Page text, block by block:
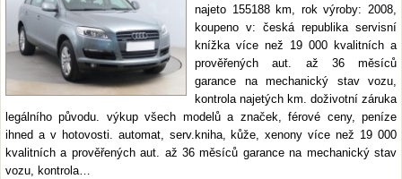
najeto 155188 km, rok výroby: 2008,
koupeno v: česká republika servisní
knížka více než 19 000 kvalitních a
prověřených aut. až 36 měsíců
garance na mechanický stav vozu,
kontrola najetých km. doživotní záruka
legálního původu. výkup všech modelů a značek, férové ceny, peníze
ihned a v hotovosti. automat, serv.kniha, kůže, xenony více než 19 000
kvalitních a prověřených aut. až 36 měsíců garance na mechanický stav
vozu, kontrola…